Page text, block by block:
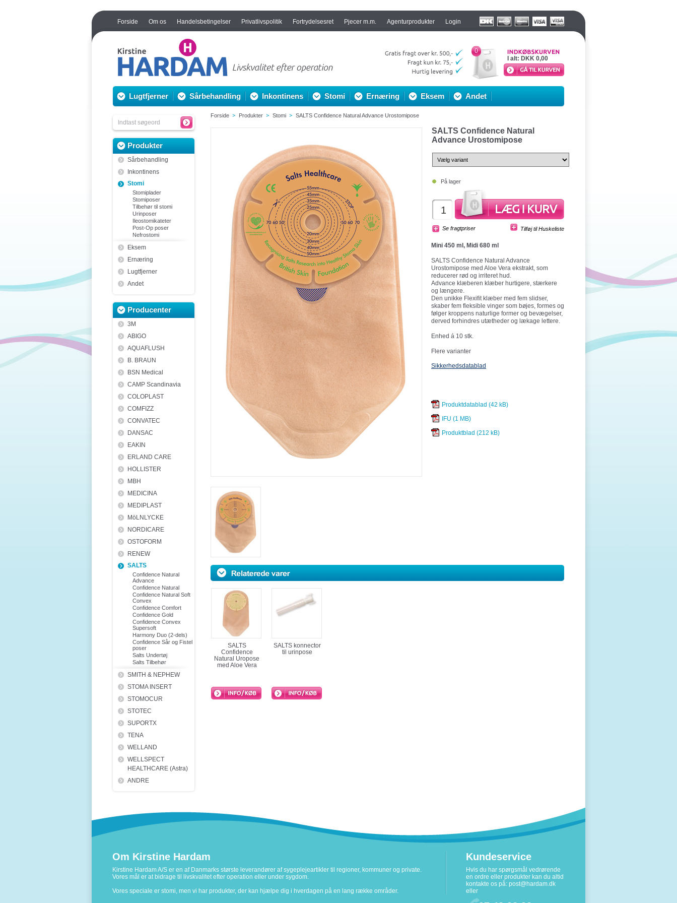
Forside Om os Handelsbetingelser Privatlivspolitik Fortrydelsesret Pjecer m.m. Agenturprodukter Login
Lugtfjerner Sårbehandling Inkontinens Stomi Ernæring Eksem Andet
0
I alt: DKK 0,00
Produkter
Sårbehandling
Inkontinens
Stomi
Stomiplader
Stomiposer
Tilbehør til stomi
Urinposer
Ileostomikateter
Post-Op poser
Nefrostomi
Eksem
Ernæring
Lugtfjerner
Andet
Producenter
3M
ABIGO
AQUAFLUSH
B. BRAUN
BSN Medical
CAMP Scandinavia
COLOPLAST
COMFIZZ
CONVATEC
DANSAC
EAKIN
ERLAND CARE
HOLLISTER
MBH
MEDICINA
MEDIPLAST
MöLNLYCKE
NORDICARE
OSTOFORM
RENEW
SALTS
Confidence Natural
Advance
Confidence Natural
Confidence Natural Soft
Convex
Confidence Comfort
Confidence Gold
Confidence Convex
Supersoft
Harmony Duo (2-dels)
Confidence Sår og Fistel
poser
Salts Undertøj
Salts Tilbehør
SMITH & NEPHEW
STOMA INSERT
STOMOCUR
STOTEC
SUPORTX
TENA
WELLAND
WELLSPECT
HEALTHCARE (Astra)
ANDRE
Forside Produkter Stomi SALTS Confidence Natural Advance Urostomipose
SALTS Confidence Natural
Advance Urostomipose
På lager
Se fragtpriser
Mini 450 ml, Midi 680 ml
SALTS Confidence Natural Advance
Urostomipose med Aloe Vera ekstrakt, som
reducerer rød og irriteret hud.
Advance klæberen klæber hurtigere, stærkere
og længere.
Den unikke Flexifit klæber med fem slidser,
skaber fem fleksible vinger som bøjes, formes og
følger kroppens naturlige former og bevægelser,
derved forhindres utætheder og lækage lettere.
Enhed á 10 stk.
Flere varianter
Sikkerhedsdatablad
Produktdatablad (42 kB)
IFU (1 MB)
Produktblad (212 kB)
SALTS
Confidence
Natural Uropose
med Aloe Vera
SALTS konnector
til urinpose
Om Kirstine Hardam
Kirstine Hardam A/S er en af Danmarks største leverandører af sygeplejeartikler til regioner, kommuner og private.
Vores mål er at bidrage til livskvalitet efter operation eller under sygdom.
Vores speciale er stomi, men vi har produkter, der kan hjælpe dig i hverdagen på en lang række områder.
Kundeservice
Hvis du har spørgsmål vedrørende
en ordre eller produkter kan du altid
kontakte os på: post@hardam.dk
eller